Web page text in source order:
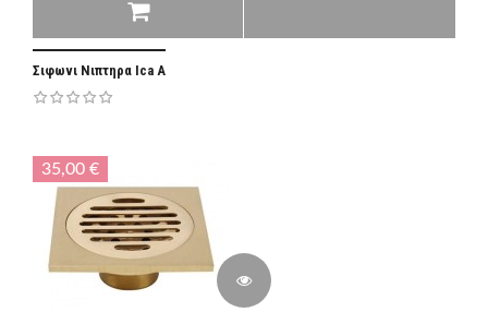
Σιφωνι Νιπτηρα Ica A
35,00 €